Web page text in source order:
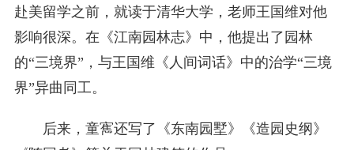
赴美留学之前，就读于清华大学，老师王国维对他
影响很深。在《江南园林志》中，他提出了园林
的“三境界”，与王国维《人间词话》中的治学“三境
界”异曲同工。
后来，童寯还写了《东南园墅》《造园史纲》